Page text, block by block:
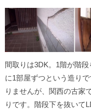
間取りは3DK。1階が階
に1部屋ずつという造り
りませんが、関西の古家
りです。階段下を抜いて